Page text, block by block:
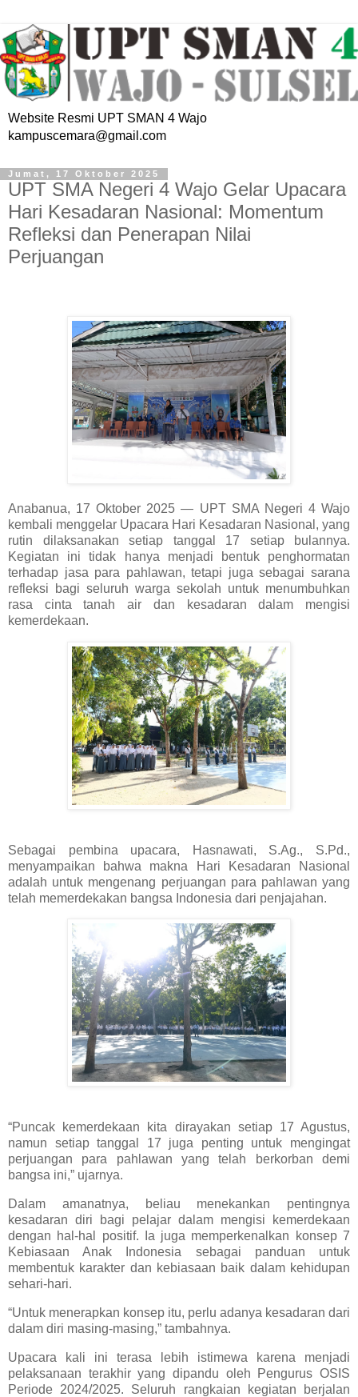
Website Resmi UPT SMAN 4 Wajo
kampuscemara@gmail.com
Jumat, 17 Oktober 2025
UPT SMA Negeri 4 Wajo Gelar Upacara
Hari Kesadaran Nasional: Momentum
Refleksi dan Penerapan Nilai
Perjuangan
Anabanua, 17 Oktober 2025 — UPT SMA Negeri 4 Wajo
kembali menggelar Upacara Hari Kesadaran Nasional, yang
rutin dilaksanakan setiap tanggal 17 setiap bulannya.
Kegiatan ini tidak hanya menjadi bentuk penghormatan
terhadap jasa para pahlawan, tetapi juga sebagai sarana
refleksi bagi seluruh warga sekolah untuk menumbuhkan
rasa cinta tanah air dan kesadaran dalam mengisi
kemerdekaan.
Sebagai pembina upacara, Hasnawati, S.Ag., S.Pd.,
menyampaikan bahwa makna Hari Kesadaran Nasional
adalah untuk mengenang perjuangan para pahlawan yang
telah memerdekakan bangsa Indonesia dari penjajahan.
“Puncak kemerdekaan kita dirayakan setiap 17 Agustus,
namun setiap tanggal 17 juga penting untuk mengingat
perjuangan para pahlawan yang telah berkorban demi
bangsa ini,” ujarnya.
Dalam amanatnya, beliau menekankan pentingnya
kesadaran diri bagi pelajar dalam mengisi kemerdekaan
dengan hal-hal positif. Ia juga memperkenalkan konsep 7
Kebiasaan Anak Indonesia sebagai panduan untuk
membentuk karakter dan kebiasaan baik dalam kehidupan
sehari-hari.
“Untuk menerapkan konsep itu, perlu adanya kesadaran dari
dalam diri masing-masing,” tambahnya.
Upacara kali ini terasa lebih istimewa karena menjadi
pelaksanaan terakhir yang dipandu oleh Pengurus OSIS
Periode 2024/2025. Seluruh rangkaian kegiatan berjalan